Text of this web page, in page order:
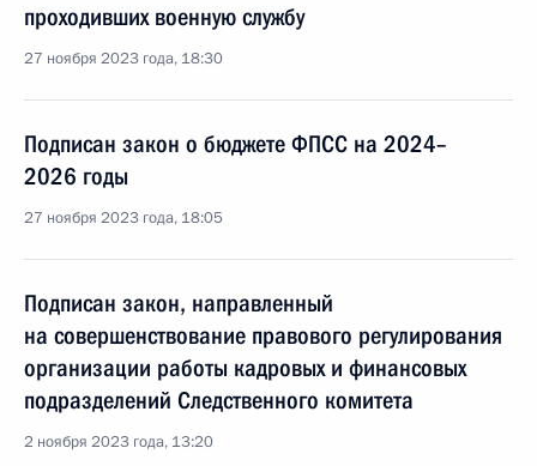
проходивших военную службу
27 ноября 2023 года, 18:30
Подписан закон о бюджете ФПСС на 2024–
2026 годы
27 ноября 2023 года, 18:05
Подписан закон, направленный
на совершенствование правового регулирования
организации работы кадровых и финансовых
подразделений Следственного комитета
2 ноября 2023 года, 13:20